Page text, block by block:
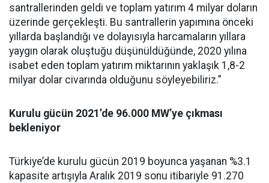
santrallerinden geldi ve toplam yatırım 4 milyar doların
üzerinde gerçekleşti. Bu santrallerin yapımına önceki
yıllarda başlandığı ve dolayısıyla harcamaların yıllara
yaygın olarak oluştuğu düşünüldüğünde, 2020 yılına
isabet eden toplam yatırım miktarının yaklaşık 1,8-2
milyar dolar civarında olduğunu söyleyebiliriz.”
Kurulu gücün 2021’de 96.000 MW’ye çıkması
bekleniyor
Türkiye’de kurulu gücün 2019 boyunca yaşanan %3.1
kapasite artışıyla Aralık 2019 sonu itibariyle 91.270